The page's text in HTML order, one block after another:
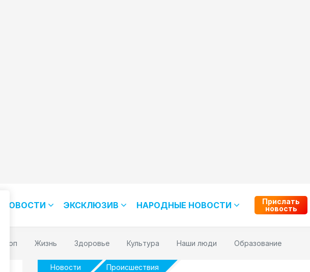
НОВОСТИ ЭКСКЛЮЗИВ НАРОДНЫЕ НОВОСТИ
Прислать
новость
Жизнь Здоровье Культура Наши люди Образование
Новости Происшествия